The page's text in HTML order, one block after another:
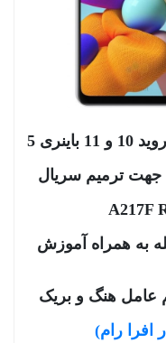
و 11 باینری 5
ترمیم سریال
A217F
به همراه آموزش
عامل هنگ و بریک
افرا رام)